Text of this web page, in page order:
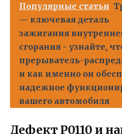
Популярные статьи
— ключевая деталь
зажигания
сгорания - узнайте,
прерыватель-
и как именно он
надежное
вашего автомобиля
Дефект P0110 и